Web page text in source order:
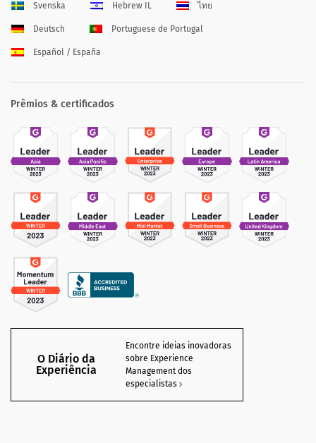
Svenska Hebrew IL ไทย
Deutsch Portuguese de Portugal
Español / España
Prêmios & certificados
O Diário da
Experiência
Encontre ideias inovadoras
sobre Experience
Management dos
especialistas